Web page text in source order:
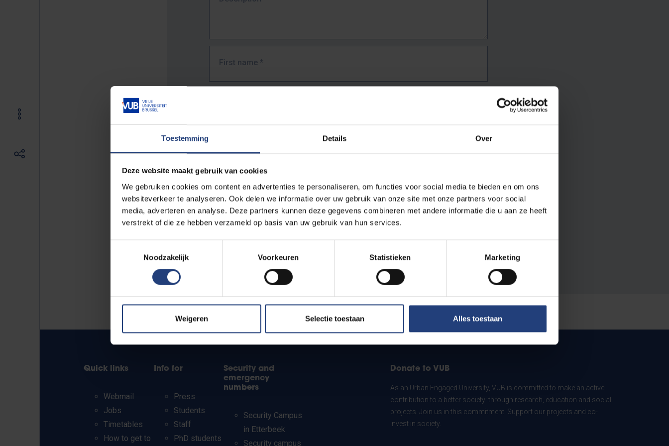
Toestemming Details Over
Deze website maakt gebruik van cookies
We gebruiken cookies om content en advertenties te personaliseren, om functies voor social media te bieden en om ons
websiteverkeer te analyseren. Ook delen we informatie over uw gebruik van onze site met onze partners voor social
media, adverteren en analyse. Deze partners kunnen deze gegevens combineren met andere informatie die u aan ze heeft
verstrekt of die ze hebben verzameld op basis van uw gebruik van hun services.
Noodzakelijk
Voorkeuren Statistieken Marketing
Weigeren Selectie toestaan Alles toestaan
First name *
The full URL of the page where you encountered the error.
E.g. https://www.vub.be/nl/studeren-aan-de-vub/alle-opleidingen
Quick links
Webmail
Jobs
Timetables
How to get to
Info for
Press
Students
Staff
PhD students
Security and
emergency
numbers
Security Campus
in Etterbeek
Security campus
Donate to VUB
As an Urban Engaged University, VUB is committed to make an active
contribution to a better society: through research, education and social
projects. Join us in this commitment. Support our projects and co-
invest in society.